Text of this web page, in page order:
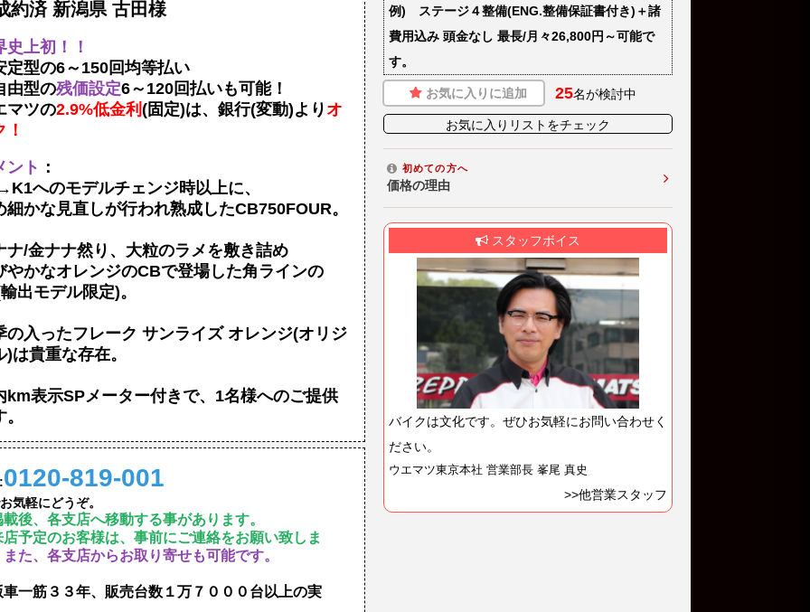
例) ステージ４整備(ENG.整備保証書付き)＋諸
費用込み 頭金なし 最長/月々26,800円～可能で
す。
お気に入りに追加 25名が検討中
お気に入りリストをチェック
初めての方へ
価格の理由
スタッフボイス
バイクは文化です。ぜひお気軽にお問い合わせく
ださい。
ウエマツ東京本社 営業部長 峯尾 真史
>>他営業スタッフ
約済 新潟県 古田様
史上初！！
定型の6～150回均等払い
由型の残価設定6～120回払いも可能！
マツの2.9%低金利 (固定)は、銀行(変動)より オ
ント ：
へのモデルチェンジ時以上に、
細かな見直しが行われ熟成したCB750FOUR。
ナ/金ナナ然り、大粒のラメを敷き詰め
やかなオレンジのCBで登場した角ラインの
出モデル限定)。
の入ったフレーク サンライズ オレンジ(オリジ
)は貴重な存在。
km表示SPメーター付きで、1名様へのご提供
0120-819-001
気軽にどうぞ。
載後、各支店へ移動する事があります。
店予定のお客様は、事前にご連絡をお願い致しま
また、各支店からお取り寄せも可能です。
車一筋３３年、販売台数１万７０００台以上の実